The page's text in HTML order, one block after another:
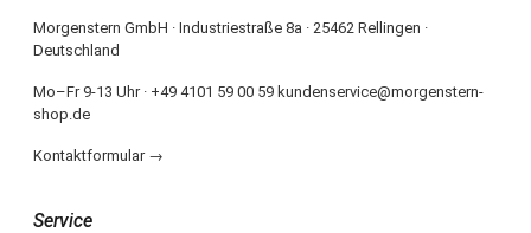
Morgenstern GmbH · Industriestraße 8a · 25462 Rellingen ·
Deutschland
Mo–Fr 9-13 Uhr · +49 4101 59 00 59 kundenservice@morgenstern-
shop.de
Kontaktformular →
Service